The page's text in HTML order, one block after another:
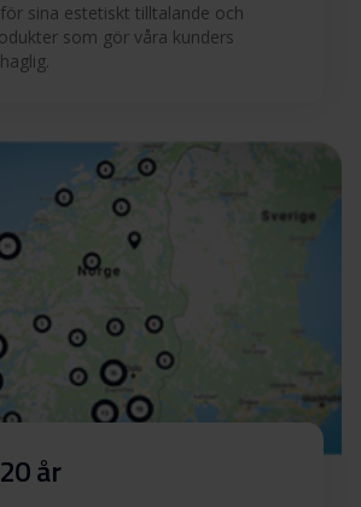
sina estetiskt tilltalande och
som gör våra kunders
år